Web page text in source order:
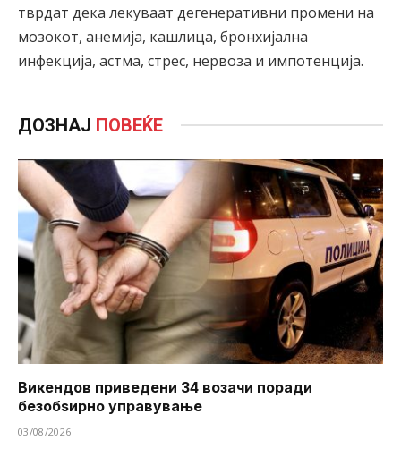
тврдат дека лекуваат дегенеративни промени на
мозокот, анемија, кашлица, бронхијална
инфекција, астма, стрес, нервоза и импотенција.
ДОЗНАЈ ПОВЕЌЕ
Викендов приведени 34 возачи поради
безобѕирно управување
03/08/2026